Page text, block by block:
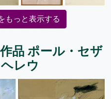
もっと表示する
品 ポール・セザ
レウ